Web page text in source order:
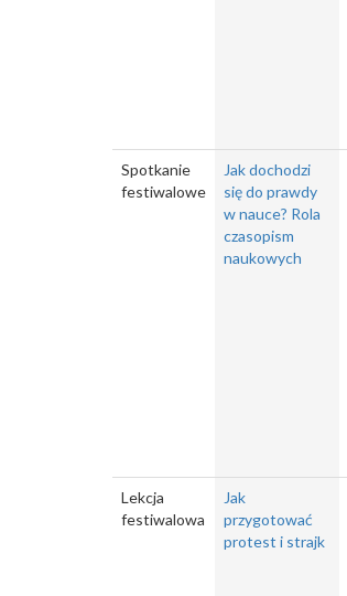
Spotkanie
festiwalowe
Jak dochodzi
się do prawdy
w nauce? Rola
czasopism
naukowych
Lekcja
festiwalowa
Jak
przygotować
protest i strajk